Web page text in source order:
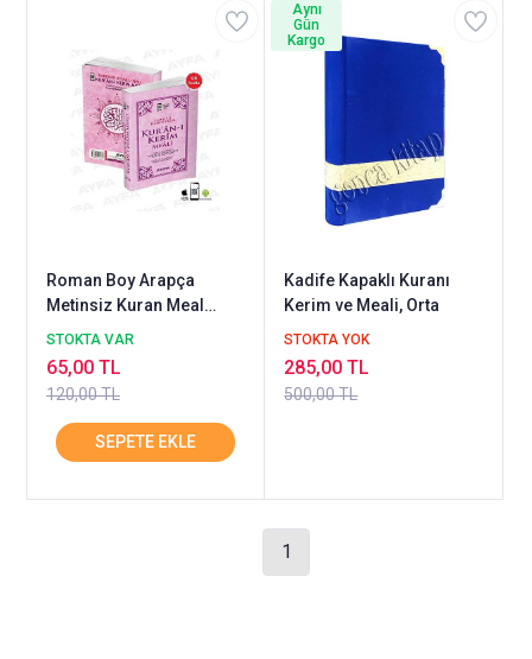
Roman Boy Arapça
Metinsiz Kuran Meal
AYFA
STOKTA VAR
120,00 TL
65,00 TL
Kadife Kapaklı Kuranı
Kerim ve Meali, Orta
STOKTA YOK
500,00 TL
285,00 TL
Aynı
Gün
Kargo
1